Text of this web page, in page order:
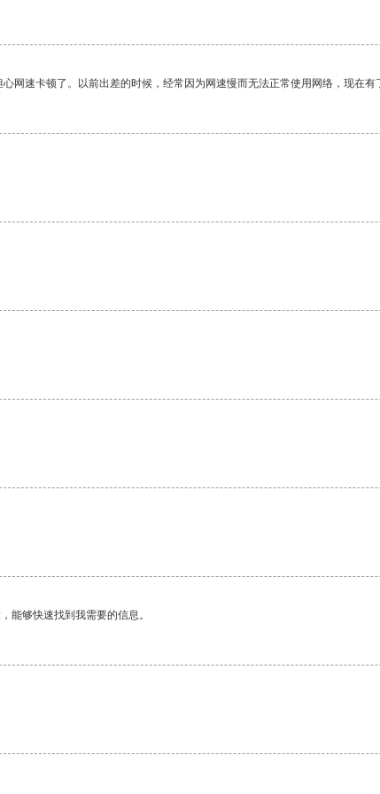
速卡顿了。以前出差的时候，经常因为网速慢而无法正常使用网络，现在有
能够快速找到我需要的信息。